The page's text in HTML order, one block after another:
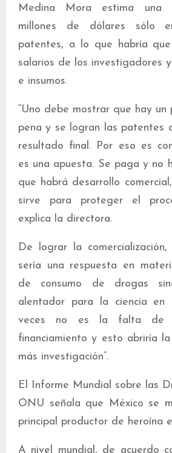
Medina Mora estima una
millones de dólares sólo
patentes, a lo que habría
salarios de los investigadores
e insumos.
“Uno debe mostrar que hay un
pena y se logran las patentes
resultado final. Por eso es
es una apuesta. Se paga y no
que habrá desarrollo
sirve para proteger el
explica la directora.
De lograr la
sería una respuesta en
de consumo de drogas
alentador para la ciencia en
veces no es la falta de
financiamiento y esto abriría
más investigación”.
El Informe Mundial sobre las
ONU señala que México se
principal productor de heroína
A nivel mundial, de acuerdo